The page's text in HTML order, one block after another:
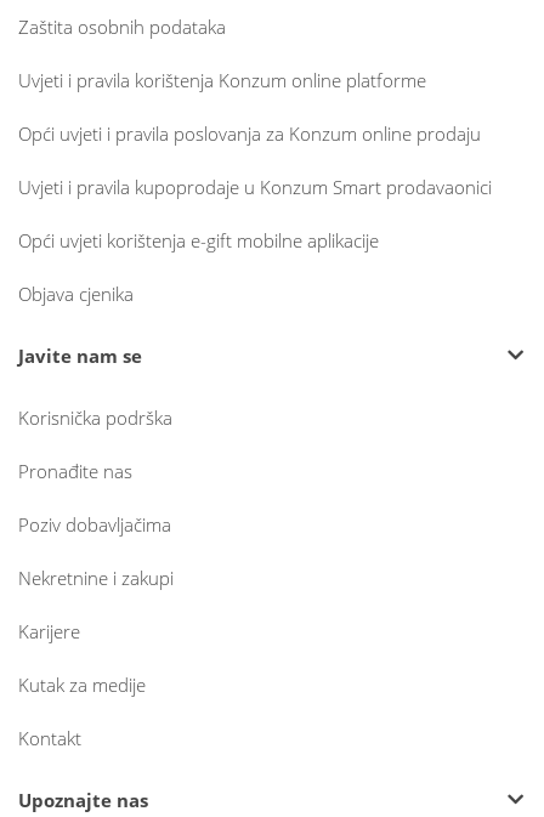
Zaštita osobnih podataka
Uvjeti i pravila korištenja Konzum online platforme
Opći uvjeti i pravila poslovanja za Konzum online prodaju
Uvjeti i pravila kupoprodaje u Konzum Smart prodavaonici
Opći uvjeti korištenja e-gift mobilne aplikacije
Objava cjenika
Javite nam se
Korisnička podrška
Pronađite nas
Poziv dobavljačima
Nekretnine i zakupi
Karijere
Kutak za medije
Kontakt
Upoznajte nas